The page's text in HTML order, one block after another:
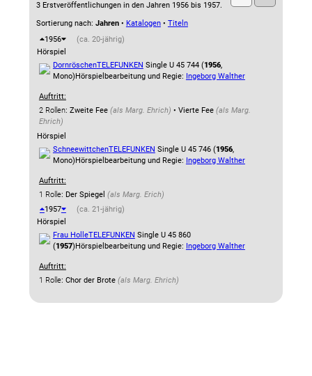
3 Erstveröffentlichungen in den Jahren 1956 bis 1957.
Sortierung nach: Jahren• Katalogen• Titeln
1956
(ca. 20-jährig)
Hörspiel
DornröschenTELEFUNKEN Single U 45 744 (1956,
Mono) Hörspielbearbeitung und Regie: Ingeborg Walther
Auftritt:
2 Rollen: Zweite Fee (als Marg. Ehrich) • Vierte Fee (als Marg.
Ehrich)
Hörspiel
SchneewittchenTELEFUNKEN Single U 45 746 (1956,
Mono) Hörspielbearbeitung und Regie: Ingeborg Walther
Auftritt:
1 Rolle: Der Spiegel (als Marg. Erich)
1957
(ca. 21-jährig)
Hörspiel
Frau HolleTELEFUNKEN Single U 45 860
(1957) Hörspielbearbeitung und Regie: Ingeborg Walther
Auftritt:
1 Rolle: Chor der Brote (als Marg. Ehrich)